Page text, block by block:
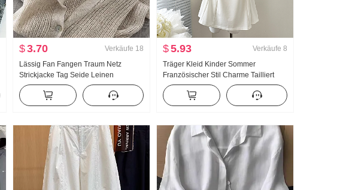
$3.70 Verkäufe 18
Lässig Fan Fangen Traum Netz
Strickjacke Tag Seide Leinen
Handarbeit Wählen Loch
Durchbrochen Strick Strickjacke
Damen Klimaanlage Sonnenschutz
$5.93 Verkäufe 8
Träger Kleid Kinder Sommer
Französischer Stil Charme Tailliert
Schlank Trägerkleid Minirock